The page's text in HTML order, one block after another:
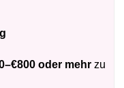
oder mehrzu